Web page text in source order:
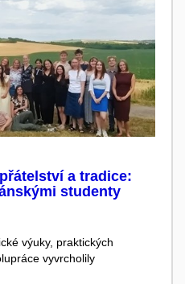
a tradice:
studenty
výuky, praktických
vyvrcholily